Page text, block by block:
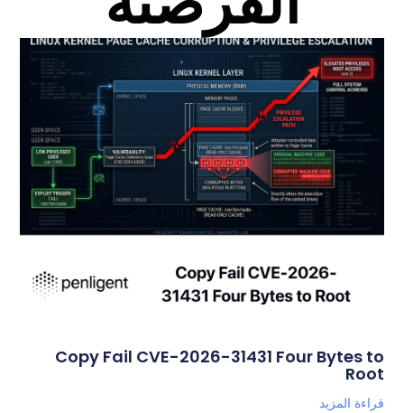
Copy Fail CVE-2026-31431 Four Bytes to
Root
قراءة المزيد